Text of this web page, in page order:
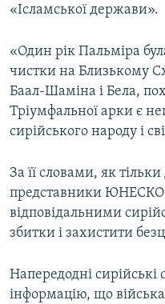
«Ісламської держави».
«Один рік Пальміра
чистки на Близькому
Баал-Шаміна і Бела,
Тріумфальної арки є
сирійського народу і
За її словами, як
представники ЮНЕСКО
відповідальними
збитки і захистити
Напередодні сирійські
інформацію, що